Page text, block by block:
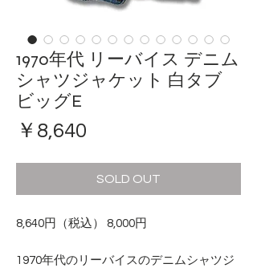
1970年代 リーバイス デニム
シャツジャケット 白タブ
ビッグE
￥8,640
SOLD OUT
8,640円（税込） 8,000円
1970年代のリーバイスのデニムシャツジ